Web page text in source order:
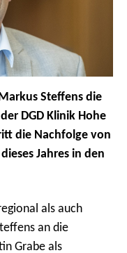
Steffens die
DGD Klinik Hohe
die Nachfolge von
Jahres in den
als auch
an die
Grabe als